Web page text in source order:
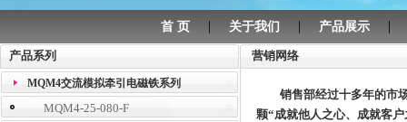
首 页 | 关于我们 | 产品展示
产品系列
MQM4交流模拟牵引电磁铁系列
MQM4-25-080-F
营销网络
销售部经过十多年的市场
颗“成就他人之心、成就客